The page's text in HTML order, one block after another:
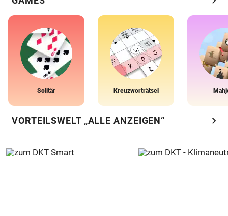
Solitär Kreuzworträtsel
VORTEILSWELT „ALLE ANZEIGEN“ chevron_right